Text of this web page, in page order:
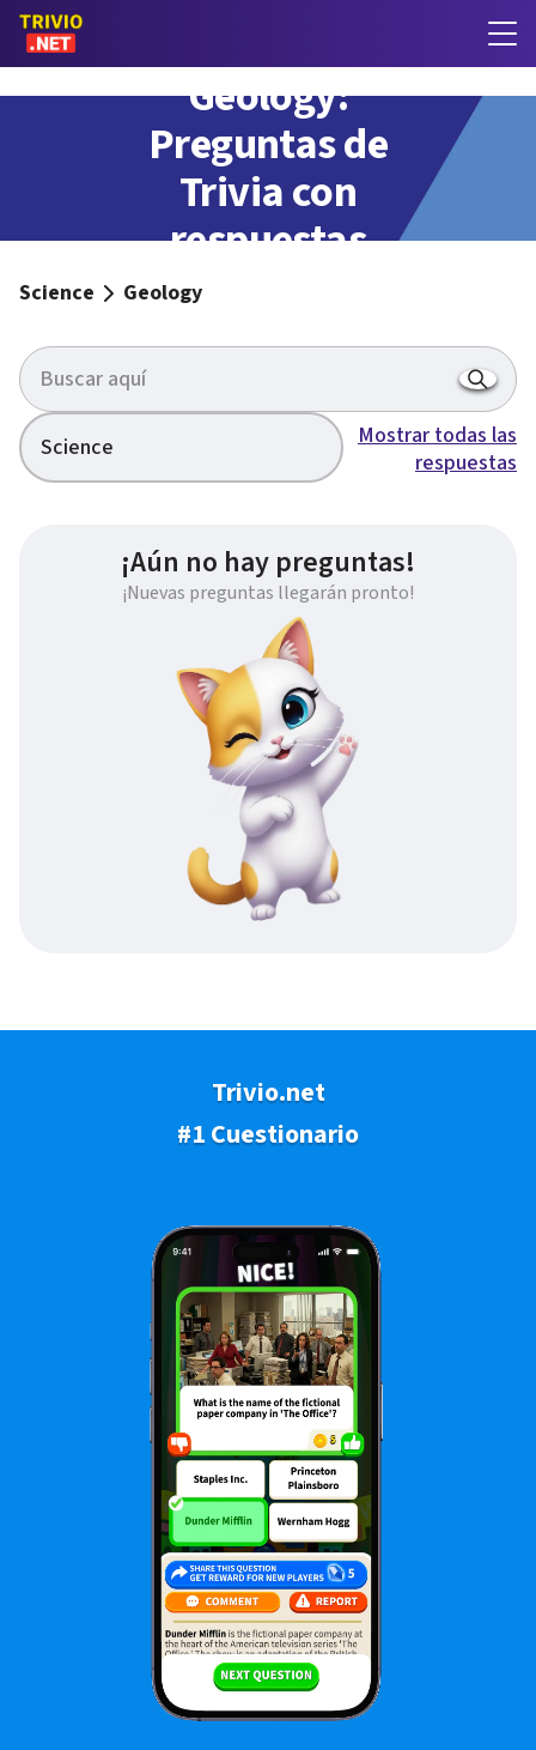
Geology:
Preguntas de
Trivia con
respuestas
Science Geology
Science
Mostrar todas las
respuestas
¡Aún no hay preguntas!
¡Nuevas preguntas llegarán pronto!
Trivio.net
#1 Cuestionario